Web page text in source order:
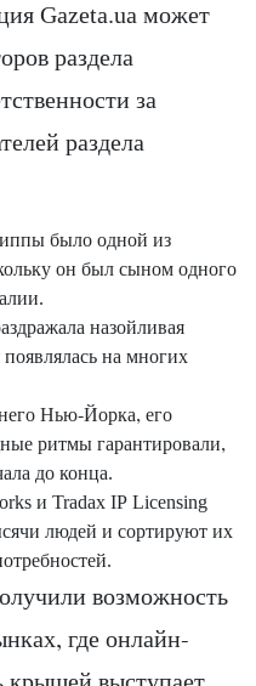
Gazeta.ua может
раздела
за
раздела
было одной из
он был сыном одного
назойливая
на многих
Нью-Йорка, его
ритмы гарантировали,
до конца.
и Tradax IP Licensing
людей и сортируют их
возможность
где онлайн-